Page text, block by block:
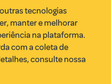
tecnologias
manter e melhorar
na plataforma.
com a coleta de
consulte nossa